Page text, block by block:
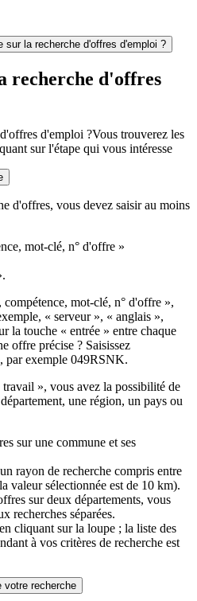
sur la recherche d'offres d'emploi ?
recherche d'offres
d'emploi ?Vous trouverez les
sur l'étape qui vous intéresse
d'offres, vous devez saisir au moins
mot-clé, n° d'offre »
mot-clé, n° d'offre »,
« serveur », « anglais »,
la touche « entrée » entre chaque
offre précise ? Saisissez
par exemple 049RSNK.
», vous avez la possibilité de
une région, un pays ou
sur une commune et ses
rayon de recherche compris entre
valeur sélectionnée est de 10 km).
sur deux départements, vous
recherches séparées.
cliquant sur la loupe ; la liste des
à vos critères de recherche est
votre recherche